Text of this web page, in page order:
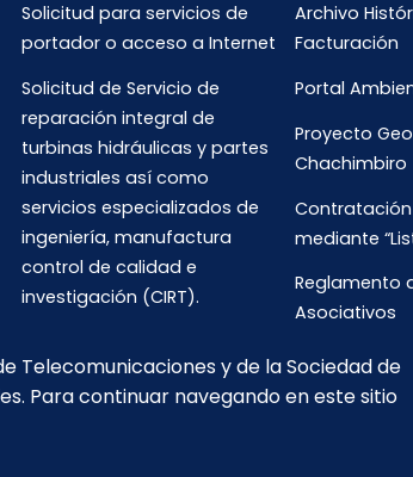
Solicitud para servicios de
portador o acceso a Internet
Solicitud de Servicio de
reparación integral de
turbinas hidráulicas y partes
industriales así como
servicios especializados de
ingeniería, manufactura
control de calidad e
investigación (CIRT).
Archivo
Facturación
Portal
Proyecto
Chachimbiro
mediante
Reglamento
Asociativos
Telecomunicaciones y de la Sociedad de
Para continuar navegando en este sitio